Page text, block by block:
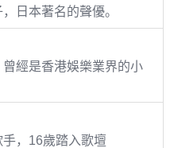
日本著名的聲優。
經是香港娛樂業界的小
，16歲踏入歌壇